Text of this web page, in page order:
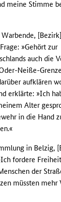
meine Stimme
»Gehört zur
auch die
Neiße-
aufklären
erklärte: »Ich
Alter
in die Hand
in Belzig,
fordere
der
müssten mehr